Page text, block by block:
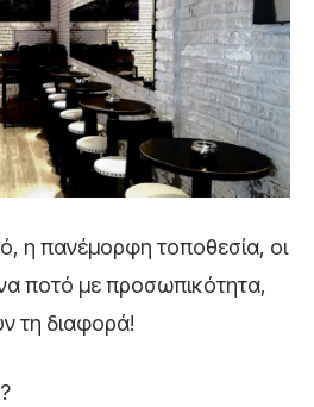
η πανέμορφη τοποθεσία, οι
ποτό με προσωπικότητα,
τη διαφορά!